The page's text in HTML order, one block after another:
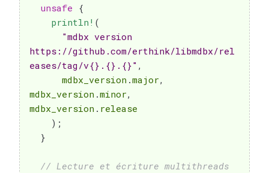
unsafe {
println! (
"mdbx version
https://github.com/erthink/libmdbx/rel
eases/tag/v{}.{}.{}" ,
      mdbx_version
.major,
mdbx_version .minor,
mdbx_version . release
) ;
}
// Lecture et écriture multithreads